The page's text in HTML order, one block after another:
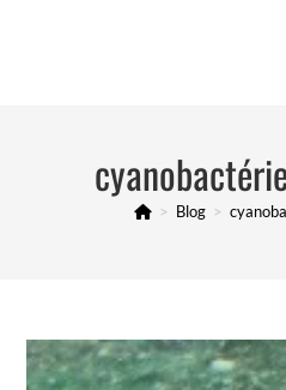
> Blog >